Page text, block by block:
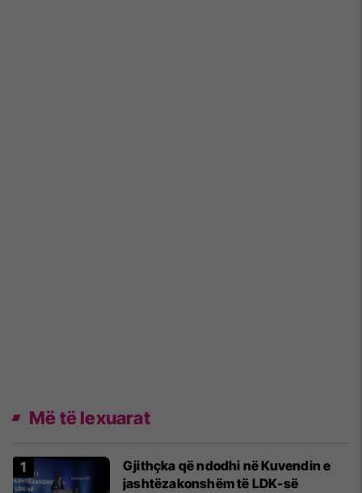
Më të lexuarat
Gjithçka që ndodhi në Kuvendin e
jashtëzakonshëm të LDK-së